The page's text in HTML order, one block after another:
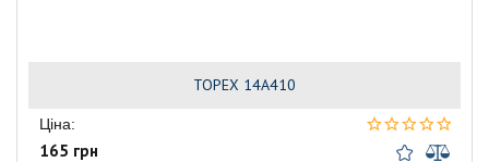
TOPEX 14A410
Ціна:
165 грн